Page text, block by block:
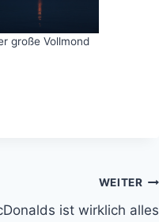
große Vollmond
WEITER
ist wirklich alles